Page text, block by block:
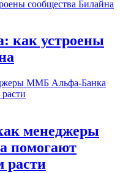
как устроены
менеджеры
помогают
расти